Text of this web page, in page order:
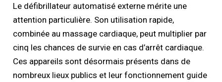
Le défibrillateur automatisé externe mérite une
attention particulière. Son utilisation rapide,
combinée au massage cardiaque, peut multiplier par
cinq les chances de survie en cas d’arrêt cardiaque.
Ces appareils sont désormais présents dans de
nombreux lieux publics et leur fonctionnement guide